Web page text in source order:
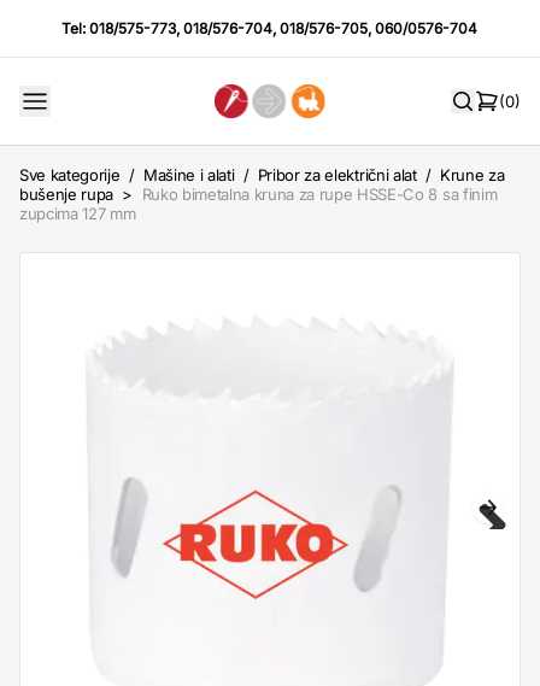
Tel:018/575-773,018/576-704,018/576-705,060/0576-704
(0)
Sve kategorije / Mašine i alati / Pribor za električni alat / Krune za
bušenje rupa > Ruko bimetalna kruna za rupe HSSE-Co 8 sa finim
zupcima 127 mm